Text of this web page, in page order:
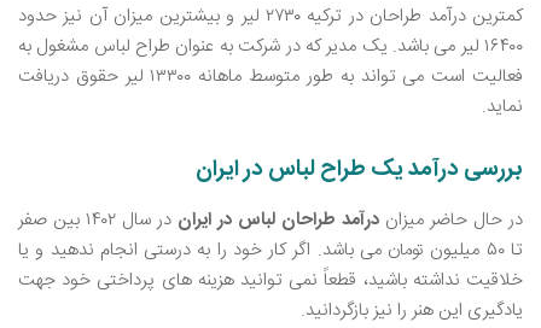
کمترین درآمد طراحان در ترکیه ۲۷۳۰ لیر و بیشترین میزان آن نیز حدود
۱۶۴۰۰ لیر می ‌باشد. یک مدیر که در شرکت به عنوان طراح لباس مشغول به
فعالیت است می ‌تواند به طور متوسط ماهانه ۱۳۳۰۰ لیر حقوق دریافت
نماید.
بررسی درآمد یک طراح لباس در ایران
در حال حاضر میزان درآمد طراحان لباس در ایران
در سال ۱۴۰۲ بین صفر
تا ۵۰ میلیون تومان می ‌باشد. اگر کار خود را به درستی انجام ندهید و یا
خلاقیت نداشته باشید، قطعاً نمی ‌توانید هزینه ‌های پرداختی خود جهت
یادگیری این هنر را نیز بازگردانید.